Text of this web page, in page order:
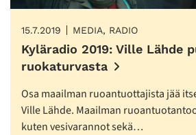
15.7.2019 MEDIA, RADIO
Kyläradio 2019: Ville Lähde
ruokaturvasta
Osa maailman ruoantuottajista jää
Ville Lähde. Maailman
kuten vesivarannot sekä…